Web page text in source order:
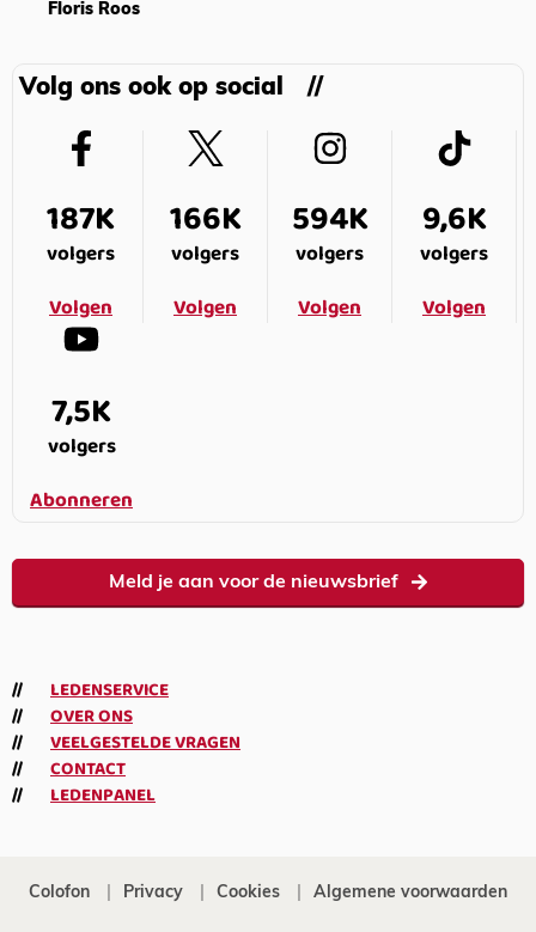
Floris Roos
Volg ons ook op social
187K
volgers
Volgen
166K
volgers
Volgen
594K
volgers
Volgen
9,6K
volgers
Volgen
7,5K
volgers
Abonneren
Meld je aan voor de nieuwsbrief
LEDENSERVICE
OVER ONS
VEELGESTELDE VRAGEN
CONTACT
LEDENPANEL
Colofon Privacy Cookies Algemene voorwaarden